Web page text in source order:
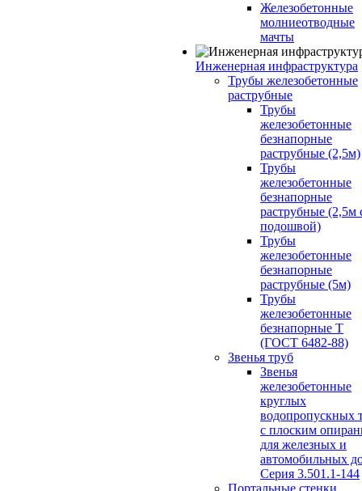
Железобетонные
молниеотводные
мачты
Инженерная инфраструктура
Трубы железобетонные
раструбные
Трубы
железобетонные
безнапорные
раструбные (2,5м)
Трубы
железобетонные
безнапорные
раструбные (2,5м
подошвой)
Трубы
железобетонные
безнапорные
раструбные (5м)
Трубы
железобетонные
безнапорные Т
(ГОСТ 6482-88)
Звенья труб
Звенья
железобетонные
круглых
водопропускных
с плоским
для железных и
автомобильных
Серия 3.501.1-144
Портальные стенки